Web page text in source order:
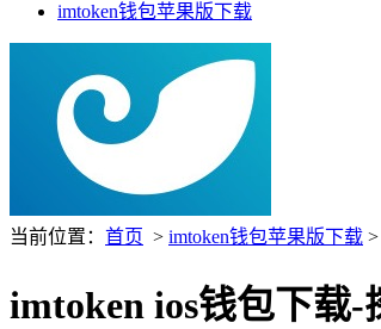
imtoken钱包苹果版下载
当前位置： 首页 > imtoken钱包苹果版下载
imtoken ios钱包下载-